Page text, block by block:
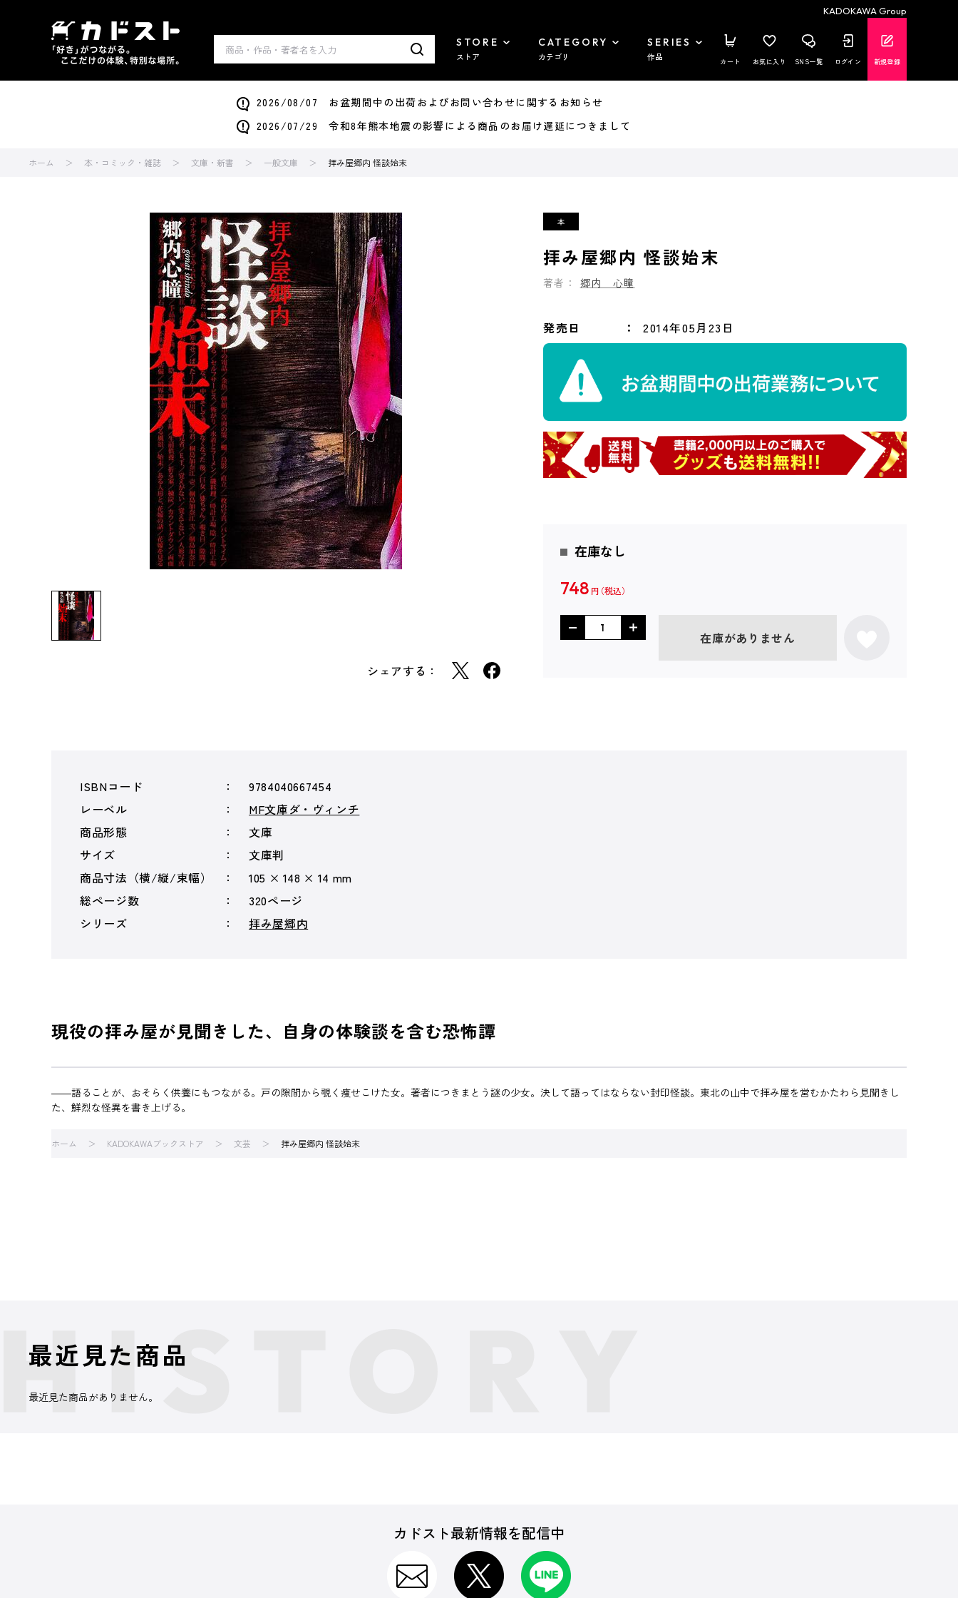
KADOKAWA Group
STORE
ストア
CATEGORY
カテゴリ
SERIES
作品 カート お気に入り SNS一覧 ログイン 新規登録
2026/08/07 お盆期間中の出荷およびお問い合わせに関するお知らせ
2026/07/29 令和8年熊本地震の影響による商品のお届け遅延につきまして
ホーム 本・コミック・雑誌 文庫・新書 一般文庫 拝み屋郷内 怪談始末
シェアする：
拝み屋郷内 怪談始末
著者： 郷内 心瞳
発売日 2014年05月23日
在庫なし
748 円
在庫がありません
ISBNコード
9784040667454
レーベル
MF文庫ダ・ヴィンチ
商品形態
文庫
サイズ
文庫判
商品寸法（横/縦/束幅）
105 × 148 × 14 mm
総ページ数
320ページ
シリーズ
拝み屋郷内
現役の拝み屋が見聞きした、自身の体験談を含む恐怖譚
――語ることが、おそらく供養にもつながる。戸の隙間から覗く痩せこけた女。著者につきまとう謎の少女。決して語ってはならない封印怪談。東北の山中で拝み屋を営むかたわら見聞きし
た、鮮烈な怪異を書き上げる。
ホーム KADOKAWAブックストア 文芸 拝み屋郷内 怪談始末
最近見た商品
最近見た商品がありません。
カドスト最新情報を配信中